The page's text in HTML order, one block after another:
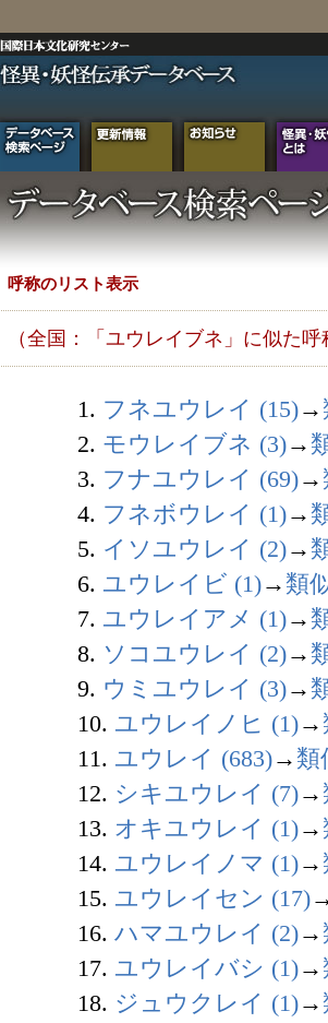
呼称のリスト表示
（全国：「ユウレイブネ」に似た呼
1. フネユウレイ (15)→
2. モウレイブネ (3)→
3. フナユウレイ (69)→
4. フネボウレイ (1)→
5. イソユウレイ (2)→
6. ユウレイビ (1)→ 類
7. ユウレイアメ (1)→
8. ソコユウレイ (2)→
9. ウミユウレイ (3)→
10. ユウレイノヒ (1)→
11. ユウレイ (683)→ 類
12. シキユウレイ (7)→
13. オキユウレイ (1)→
14. ユウレイノマ (1)→
15. ユウレイセン (17)
16. ハマユウレイ (2)→
17. ユウレイバシ (1)→
18. ジュウクレイ (1)→